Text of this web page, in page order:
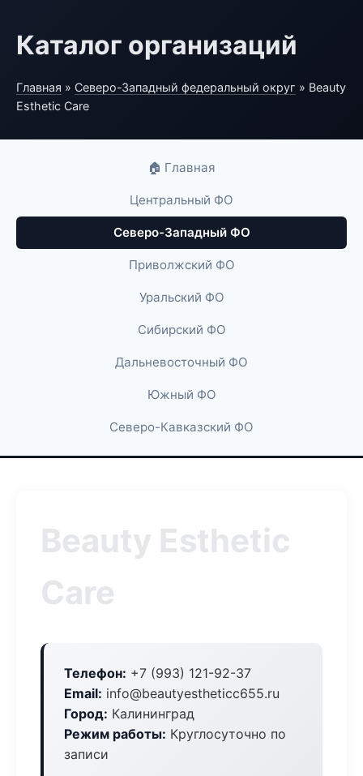
Каталог организаций
Главная » Северо-Западный федеральный округ » Beauty
Esthetic Care
🏠 Главная
Центральный ФО
Северо-Западный ФО
Приволжский ФО
Уральский ФО
Сибирский ФО
Дальневосточный ФО
Южный ФО
Северо-Кавказский ФО
Beauty Esthetic
Care
Телефон: +7 (993) 121-92-37
Email: info@beautyestheticc655.ru
Город: Калининград
Режим работы: Круглосуточно по
записи